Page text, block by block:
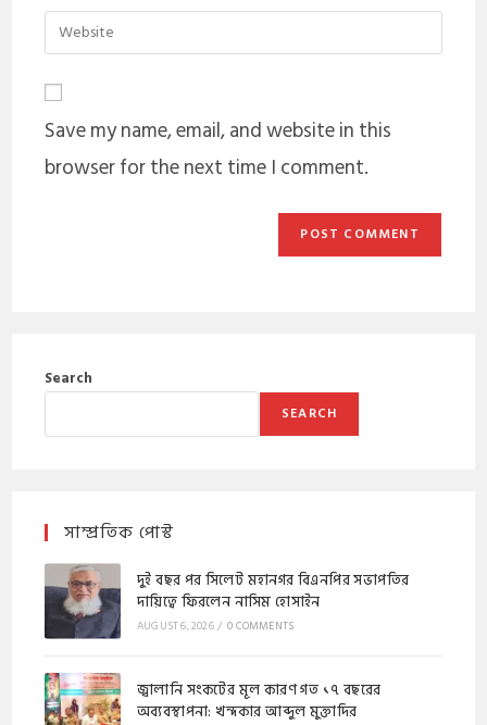
Save my name, email, and website in this
browser for the next time I comment.
Search
SEARCH
সাম্প্রতিক পোস্ট
দুই বছর পর সিলেট মহানগর বিএনপির সভাপতির
দায়িত্বে ফিরলেন নাসিম হোসাইন
AUGUST 6, 2026/ 0 COMMENTS
জ্বালানি সংকটের মূল কারণ গত ১৭ বছরের
অব্যবস্থাপনা: খন্দকার আব্দুল মুক্তাদির